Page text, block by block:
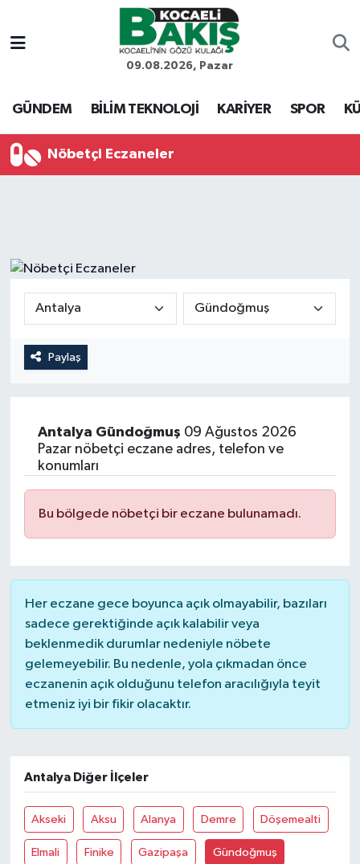
09.08.2026, Pazar
GÜNDEM BİLİM TEKNOLOJİ KARİYER SPOR
Nöbetçi Eczaneler
Paylaş
Antalya Gündoğmuş 09 Ağustos 2026
Pazar nöbetçi eczane adres, telefon ve
konumları
Bu bölgede nöbetçi bir eczane bulunamadı.
Her eczane gece boyunca açık olmayabilir, bazıları
sadece gerektiğinde açık kalabilir veya
beklenmedik durumlar nedeniyle nöbete
gelemeyebilir. Bu nedenle, yola çıkmadan önce
eczanenin açık olduğunu telefon aracılığıyla teyit
etmeniz iyi bir fikir olacaktır.
Antalya Diğer İlçeler
Akseki Aksu Alanya Demre Döşemealti
Elmali Finike Gazipaşa Gündoğmuş
Kocaeli Nöbetçi Eczaneler
Kocaeli Hava Durumu
Son Dakika Haberleri
Haber Arşivi